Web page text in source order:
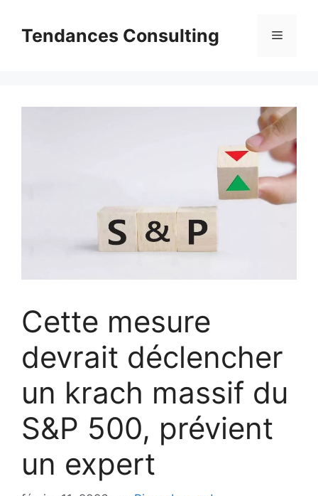
contenuTendances Consulting Menu
Cette mesure
devrait déclencher
un krach massif du
S&P 500, prévient
un expert